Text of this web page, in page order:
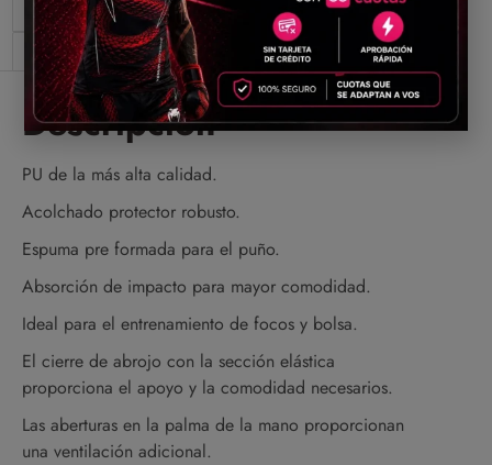
Información adicional
Valoraciones (0)
Descripción
PU de la más alta calidad.
Acolchado protector robusto.
Espuma pre formada para el puño.
Absorción de impacto para mayor comodidad.
Ideal para el entrenamiento de focos y bolsa.
El cierre de abrojo con la sección elástica
proporciona el apoyo y la comodidad necesarios.
Las aberturas en la palma de la mano proporcionan
una ventilación adicional.